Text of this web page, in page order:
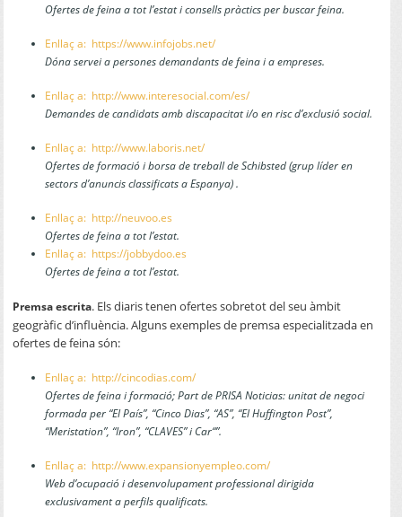
Ofertes de feina a tot l’estat i consells pràctics per buscar feina.
Enllaç a: https://www.infojobs.net/
Dóna servei a persones demandants de feina i a empreses.
Enllaç a: http://www.interesocial.com/es/
Demandes de candidats amb discapacitat i/o en risc d’exclusió social.
Enllaç a: http://www.laboris.net/
Ofertes de formació i borsa de treball de Schibsted (grup líder en
sectors d’anuncis classificats a Espanya) .
Enllaç a: http://neuvoo.es
Ofertes de feina a tot l’estat.
Enllaç a: https://jobbydoo.es
Ofertes de feina a tot l’estat.
Premsa escrita. Els diaris tenen ofertes sobretot del seu àmbit
geogràfic d’influència. Alguns exemples de premsa especialitzada en
ofertes de feina són:
Enllaç a: http://cincodias.com/
Ofertes de feina i formació; Part de PRISA Noticias: unitat de negoci
formada per “El País”, “Cinco Dias”, “AS”, “El Huffington Post”,
“Meristation”, “Iron”, “CLAVES” i Car“”.
Enllaç a: http://www.expansionyempleo.com/
Web d’ocupació i desenvolupament professional dirigida
exclusivament a perfils qualificats.